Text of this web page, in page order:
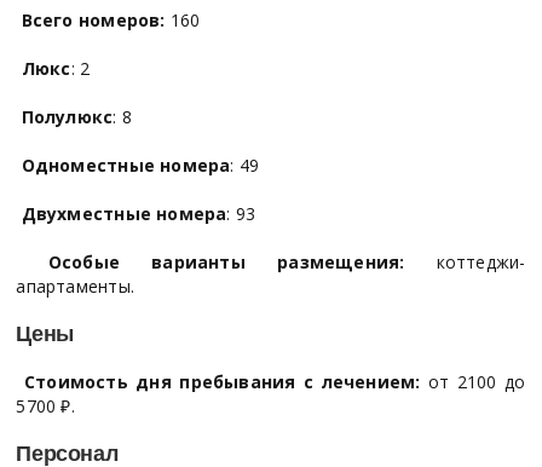
Всего номеров: 160
Люкс: 2
Полулюкс: 8
Одноместные номера: 49
Двухместные номера: 93
Особые варианты размещения: коттеджи-
апартаменты.
Цены
Стоимость дня пребывания с лечением: от 2100 до
5700 ₽.
Персонал